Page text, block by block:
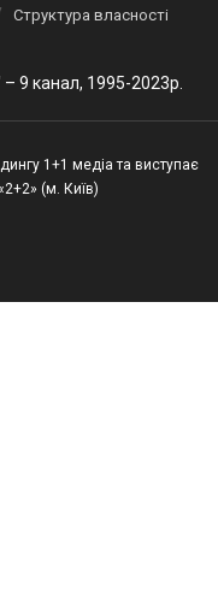
Структура власності
9 канал, 1995-2023р.
1+1 медіа та виступає
(м. Київ)